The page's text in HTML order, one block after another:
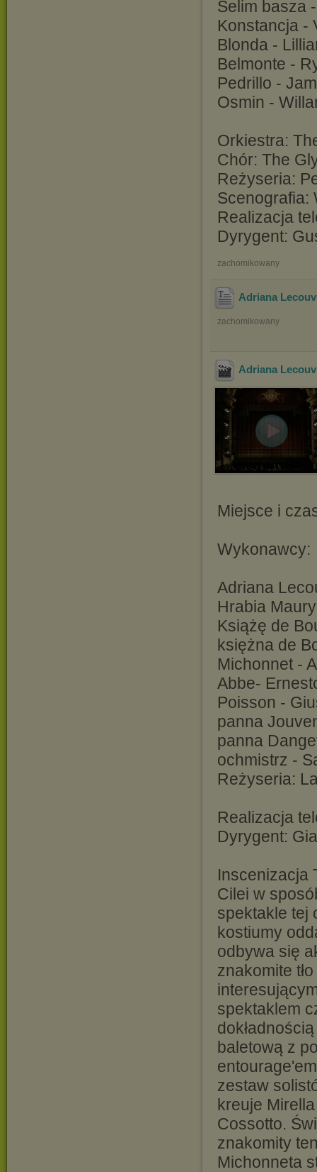
Selim basza
Konstancja -
Blonda -
Belmonte -
Pedrillo -
Osmin -
Orkiestra:
Chór: The
Reżyseria:
Scenografia:
Realizacja
Dyrygent:
zachomikowany
Adriana
zachomikowany
Adriana
Miejsce i
Wykonawcy:
Adriana
Hrabia
Książę de
księżna de
Michonnet -
Abbe-
Poisson -
panna
panna
ochmistrz -
Reżyseria:
Realizacja
Dyrygent:
Inscenizacja
Cilei w
spektakle tej
kostiumy
odbywa się
znakomite
spektaklem
baletową z
zestaw
kreuje
Cossotto.
znakomity
Michonneta